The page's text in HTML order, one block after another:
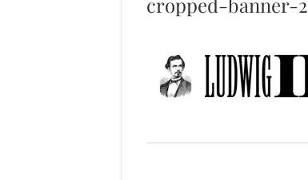
cropped-banner-2